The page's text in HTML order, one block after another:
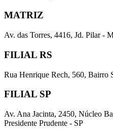
MATRIZ
Av. das Torres, 4416, Jd. Pilar -
FILIAL RS
Rua Henrique Rech, 560, Bairro
FILIAL SP
Av. Ana Jacinta, 2450, Núcleo
Presidente Prudente - SP